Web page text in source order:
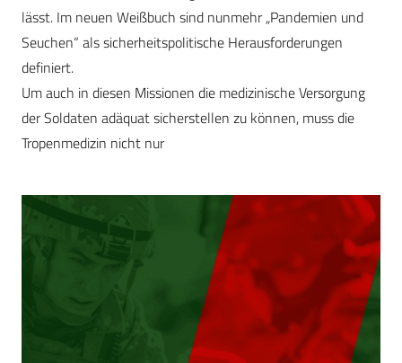
lässt. Im neuen Weißbuch sind nunmehr „Pandemien und
Seuchen“ als sicherheitspolitische Herausforderungen
definiert.
Um auch in diesen Missionen die medizinische Versorgung
der Soldaten adäquat sicherstellen zu können, muss die
Tropenmedizin nicht nur